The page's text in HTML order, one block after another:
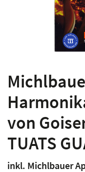
von
TUATS
inkl. Michlbauer